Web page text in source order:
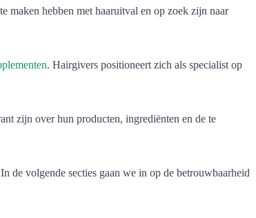
maken hebben met haaruitval en op zoek zijn naar
. Hairgivers positioneert zich als specialist op
zijn over hun producten, ingrediënten en de te
de volgende secties gaan we in op de betrouwbaarheid